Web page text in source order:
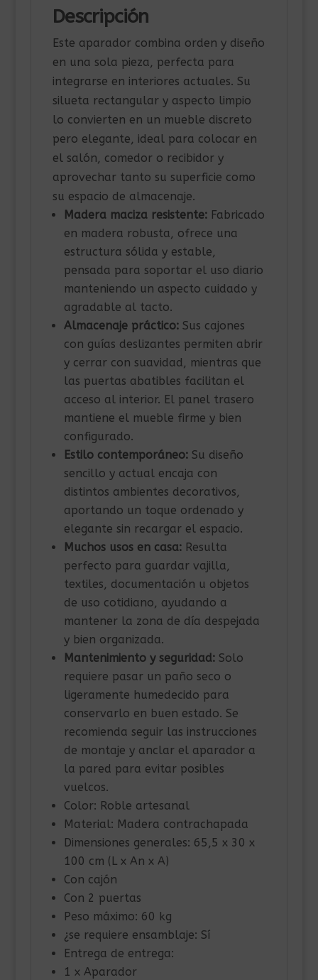
Descripción
Este aparador combina orden y diseño
en una sola pieza, perfecta para
integrarse en interiores actuales. Su
silueta rectangular y aspecto limpio
lo convierten en un mueble discreto
pero elegante, ideal para colocar en
el salón, comedor o recibidor y
aprovechar tanto su superficie como
su espacio de almacenaje.
Madera maciza resistente:Fabricado
en madera robusta, ofrece una
estructura sólida y estable,
pensada para soportar el uso diario
manteniendo un aspecto cuidado y
agradable al tacto.
Almacenaje práctico:Sus cajones
con guías deslizantes permiten abrir
y cerrar con suavidad, mientras que
las puertas abatibles facilitan el
acceso al interior. El panel trasero
mantiene el mueble firme y bien
configurado.
Estilo contemporáneo:Su diseño
sencillo y actual encaja con
distintos ambientes decorativos,
aportando un toque ordenado y
elegante sin recargar el espacio.
Muchos usos en casa:Resulta
perfecto para guardar vajilla,
textiles, documentación u objetos
de uso cotidiano, ayudando a
mantener la zona de día despejada
y bien organizada.
Mantenimiento y seguridad:Solo
requiere pasar un paño seco o
ligeramente humedecido para
conservarlo en buen estado. Se
recomienda seguir las instrucciones
de montaje y anclar el aparador a
la pared para evitar posibles
vuelcos.
Color: Roble artesanal
Material: Madera contrachapada
Dimensiones generales: 65,5 x 30 x
100 cm (L x An x A)
Con cajón
Con 2 puertas
Peso máximo: 60 kg
¿se requiere ensamblaje: Sí
Entrega de entrega:
1 x Aparador